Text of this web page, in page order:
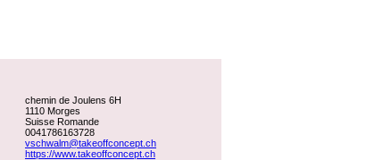
chemin de Joulens 6H
1110 Morges
Suisse Romande
0041786163728
vschwalm@takeoffconcept.ch
https://www.takeoffconcept.ch